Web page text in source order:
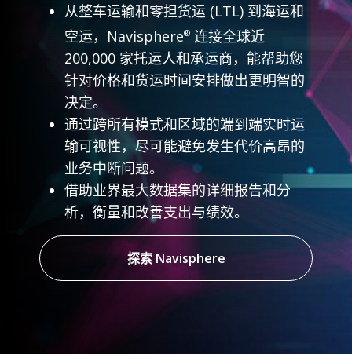
从整车运输和零担货运 (LTL) 到海运和
空运，Navisphere® 连接全球近
200,000 家托运人和承运商，能帮助您
针对价格和货运时间安排做出更明智的
决定。
通过跨所有模式和区域的端到端实时运
输可视性，尽可能避免发生代价高昂的
业务中断问题。
借助业界最大数据集的详细报告和分
析，衡量和改善支出与绩效。
探索 Navisphere